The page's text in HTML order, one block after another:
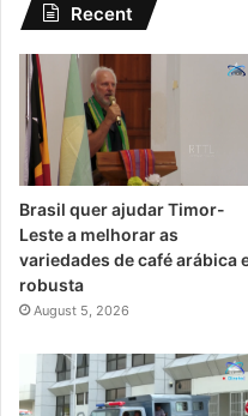
Recent
Brasil quer ajudar Timor-
Leste a melhorar as
variedades de café arábica
robusta
August 5, 2026